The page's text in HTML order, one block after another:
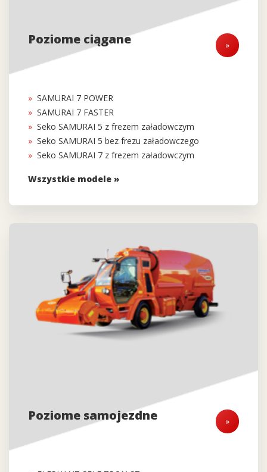
»
Poziome ciągane
SAMURAI 7 POWER
SAMURAI 7 FASTER
Seko SAMURAI 5 z frezem załadowczym
Seko SAMURAI 5 bez frezu załadowczego
Seko SAMURAI 7 z frezem załadowczym
Wszystkie modele »
»
Poziome samojezdne